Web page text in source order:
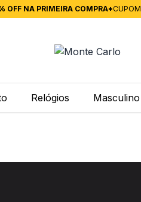
OFF NA PRIMEIRA COMPRA*CUPOM
Relógios Masculino